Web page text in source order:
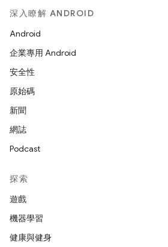
深入瞭解 ANDROID
Android
企業專用 Android
安全性
原始碼
新聞
網誌
Podcast
探索
遊戲
機器學習
健康與健身